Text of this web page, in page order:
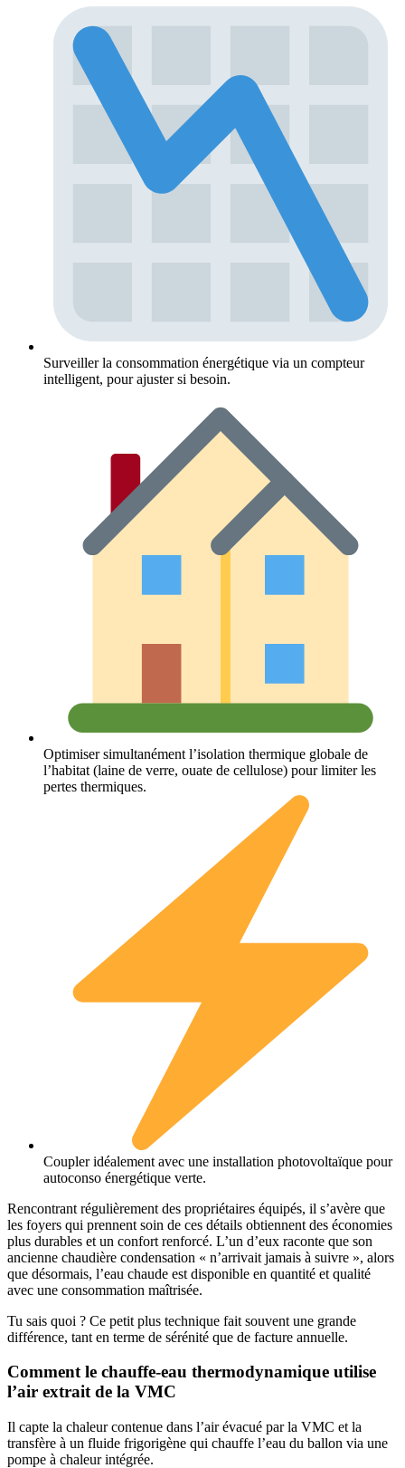
Surveiller la consommation énergétique via un compteur
intelligent, pour ajuster si besoin.
Optimiser simultanément l’isolation thermique globale de
l’habitat (laine de verre, ouate de cellulose) pour limiter les
pertes thermiques.
Coupler idéalement avec une installation photovoltaïque pour
autoconso énergétique verte.
Rencontrant régulièrement des propriétaires équipés, il s’avère que
les foyers qui prennent soin de ces détails obtiennent des économies
plus durables et un confort renforcé. L’un d’eux raconte que son
ancienne chaudière condensation « n’arrivait jamais à suivre », alors
que désormais, l’eau chaude est disponible en quantité et qualité
avec une consommation maîtrisée.
Tu sais quoi ? Ce petit plus technique fait souvent une grande
différence, tant en terme de sérénité que de facture annuelle.
Comment le chauffe-eau thermodynamique utilise
l’air extrait de la VMC
Il capte la chaleur contenue dans l’air évacué par la VMC et la
transfère à un fluide frigorigène qui chauffe l’eau du ballon via une
pompe à chaleur intégrée.